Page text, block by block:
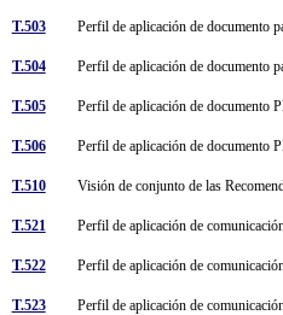
T.503 Perfil de aplicación de documento
T.504 Perfil de aplicación de documento
T.505 Perfil de aplicación de documento
T.506 Perfil de aplicación de documento
T.510 Visión de conjunto de las
T.521 Perfil de aplicación de
T.522 Perfil de aplicación de
T.523 Perfil de aplicación de